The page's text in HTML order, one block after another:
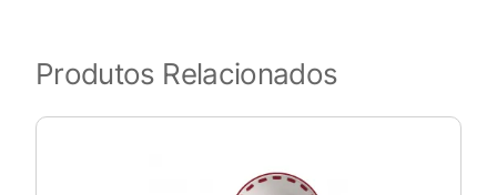
Produtos Relacionados